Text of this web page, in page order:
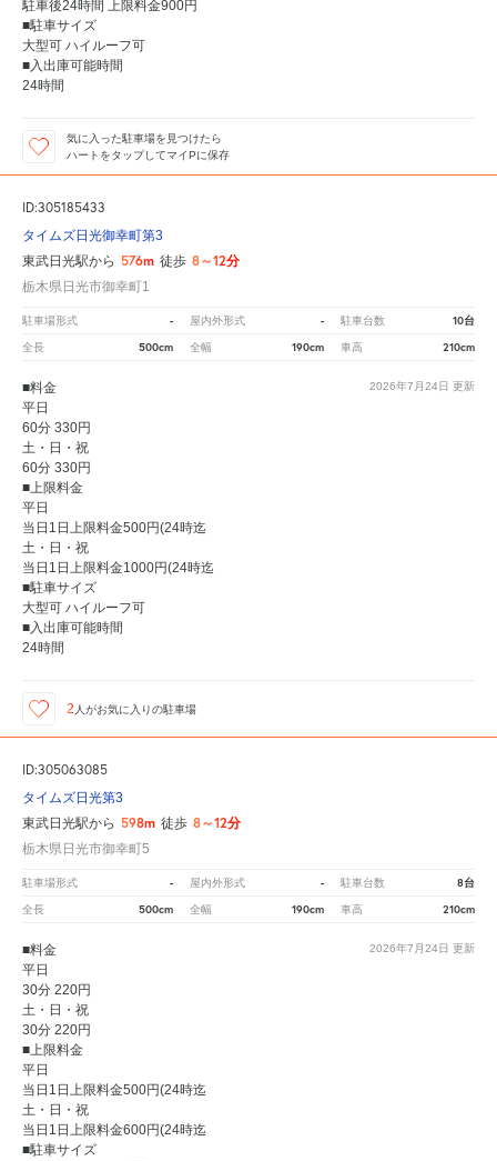
駐車後24時間 上限料金900円
■駐車サイズ
大型可 ハイルーフ可
■入出庫可能時間
24時間
気に入った駐車場を見つけたら
ハートをタップしてマイPに保存
ID:305185433
タイムズ日光御幸町第3
東武日光駅から 576m 徒歩 8～12分
栃木県日光市御幸町1
駐車場形式 - 屋内外形式 - 駐車台数 10台
全長 500cm 全幅 190cm 車高 210cm
2026年7月24日 更新
■料金
平日
60分 330円
土・日・祝
60分 330円
■上限料金
平日
当日1日上限料金500円(24時迄
土・日・祝
当日1日上限料金1000円(24時迄
■駐車サイズ
大型可 ハイルーフ可
■入出庫可能時間
24時間
2 人がお気に入りの駐車場
ID:305063085
タイムズ日光第3
東武日光駅から 598m 徒歩 8～12分
栃木県日光市御幸町5
駐車場形式 - 屋内外形式 - 駐車台数 8台
全長 500cm 全幅 190cm 車高 210cm
2026年7月24日 更新
■料金
平日
30分 220円
土・日・祝
30分 220円
■上限料金
平日
当日1日上限料金500円(24時迄
土・日・祝
当日1日上限料金600円(24時迄
■駐車サイズ